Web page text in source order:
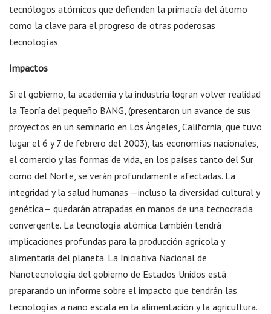
tecnólogos atómicos que defienden la primacía del átomo
como la clave para el progreso de otras poderosas
tecnologías.
Impactos
Si el gobierno, la academia y la industria logran volver realidad
la Teoría del pequeño BANG, (presentaron un avance de sus
proyectos en un seminario en Los Ángeles, California, que tuvo
lugar el 6 y 7 de febrero del 2003), las economías nacionales,
el comercio y las formas de vida, en los países tanto del Sur
como del Norte, se verán profundamente afectadas. La
integridad y la salud humanas —incluso la diversidad cultural y
genética— quedarán atrapadas en manos de una tecnocracia
convergente. La tecnología atómica también tendrá
implicaciones profundas para la producción agrícola y
alimentaria del planeta. La Iniciativa Nacional de
Nanotecnología del gobierno de Estados Unidos está
preparando un informe sobre el impacto que tendrán las
tecnologías a nano escala en la alimentación y la agricultura.